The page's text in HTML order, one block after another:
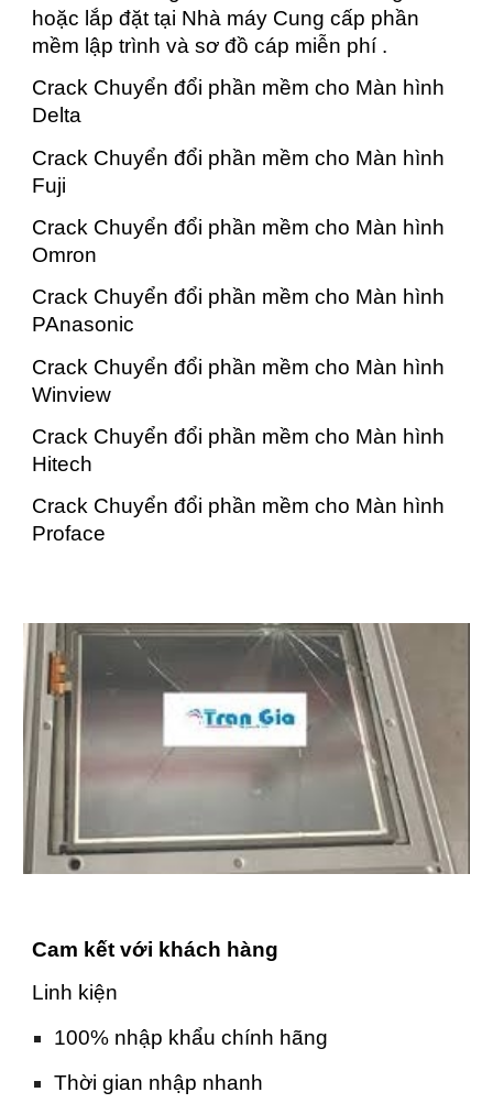
hoặc lắp đặt tại Nhà máy Cung cấp phần
mềm lập trình và sơ đồ cáp miễn phí .
Crack Chuyển đổi phần mềm cho Màn hình
Delta
Crack Chuyển đổi phần mềm cho Màn hình
Fuji
Crack Chuyển đổi phần mềm cho Màn hình
Omron
Crack Chuyển đổi phần mềm cho Màn hình
PAnasonic
Crack Chuyển đổi phần mềm cho Màn hình
Winview
Crack Chuyển đổi phần mềm cho Màn hình
Hitech
Crack Chuyển đổi phần mềm cho Màn hình
Proface
Cam kết với khách hàng
Linh kiện
100% nhập khẩu chính hãng
Thời gian nhập nhanh